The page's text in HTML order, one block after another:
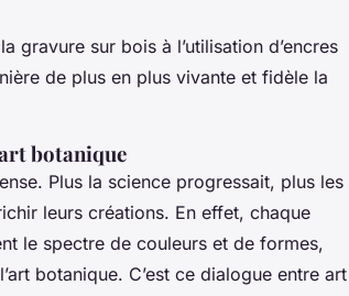
gravure sur bois à l’utilisation d’encres
de plus en plus vivante et fidèle la
botanique
Plus la science progressait, plus les
leurs créations. En effet, chaque
le spectre de couleurs et de formes,
botanique. C’est ce dialogue entre art